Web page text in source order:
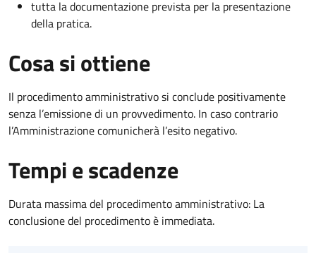
tutta la documentazione prevista per la presentazione
della pratica.
Cosa si ottiene
Il procedimento amministrativo si conclude positivamente
senza l’emissione di un provvedimento. In caso contrario
l’Amministrazione comunicherà l’esito negativo.
Tempi e scadenze
Durata massima del procedimento amministrativo: La
conclusione del procedimento è immediata.